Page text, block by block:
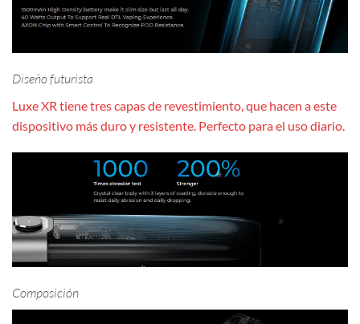
Diseño futurista
Luxe XR tiene tres capas de revestimiento, que hacen a este
dispositivo más duro y resistente. Perfecto para el uso diario.
Composición